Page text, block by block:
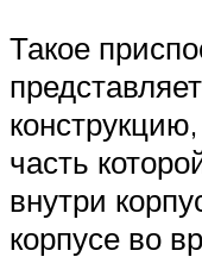
Такое
часть
внутри
корпусе во